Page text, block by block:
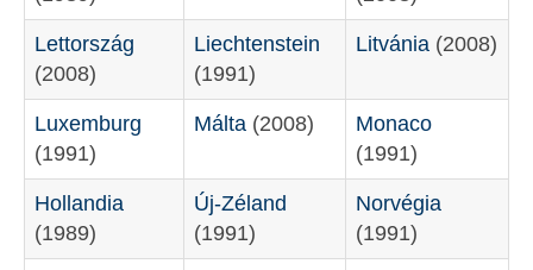
Lettország
(2008)
Liechtenstein
(1991)
Litvánia (2008)
Luxemburg
(1991)
Málta (2008)
Monaco
(1991)
Hollandia
(1989)
Új-Zéland
(1991)
Norvégia
(1991)